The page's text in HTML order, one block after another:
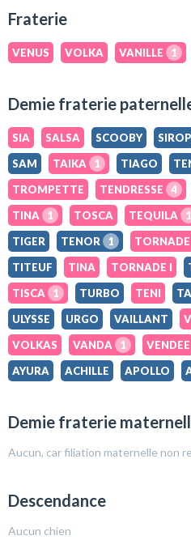
Fraterie
VENUS VOLKA VANILLE 1
Demie fraterie
SIA SALSA SCOOBY SIROP
SAM
TAIKA 1 TIAGO
TROMPETTE
TENDRESSE 4
TINA
1 TOSCA TEQUILA 1
TIGER
TENOR 1
TITEUF
TINA TORNADE I
TISCA
1 TURBO TENI
ULYSSE
URGO VAILLANT
VOLKAS
VANDA 1 VENDEE
AYURA
ACHILLE APOLLO
Demie fraterie
Aucun, car filiation maternelle non
Descendance
Aucun chien